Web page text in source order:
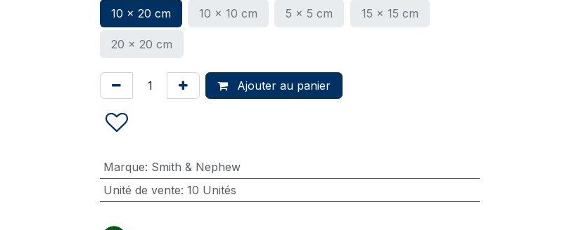
10 x 20 cm 10 x 10 cm 5 x 5 cm 15 x 15 cm
20 x 20 cm
Ajouter au panier
Marque: Smith & Nephew
Unité de vente: 10 Unités